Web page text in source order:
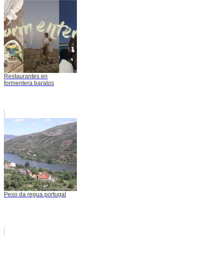
Restaurantes en
formentera baratos
Peso da regua portugal